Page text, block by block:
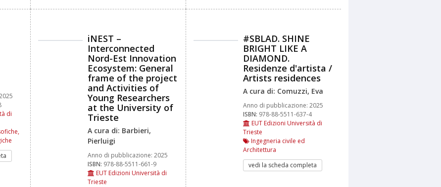
di
iNEST –
Interconnected
Nord-Est Innovation
Ecosystem: General
frame of the project
and Activities of
Young Researchers
at the University of
Trieste
A cura di: Barbieri,
Pierluigi
Anno di pubblicazione: 2025
ISBN: 978-88-5511-661-9
EUT Edizioni Università di
Trieste
#SBLAD. SHINE
BRIGHT LIKE A
DIAMOND.
Residenze d'artista /
Artists residences
A cura di: Comuzzi, Eva
Anno di pubblicazione: 2025
ISBN: 978-88-5511-637-4
EUT Edizioni Università di
Trieste
Ingegneria civile ed
Architettura
vedi la scheda completa